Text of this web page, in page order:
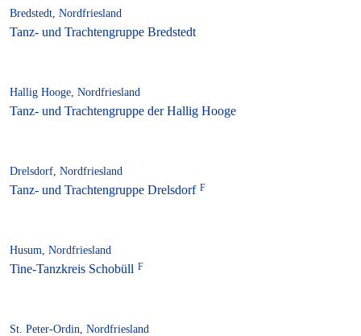
Bredstedt, Nordfriesland
Tanz- und Trachtengruppe Bredstedt
Hallig Hooge, Nordfriesland
Tanz- und Trachtengruppe der Hallig Hooge
Drelsdorf, Nordfriesland
Tanz- und Trachtengruppe Drelsdorf
Husum, Nordfriesland
Tine-Tanzkreis Schobüll
St. Peter-Ordin, Nordfriesland